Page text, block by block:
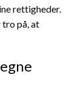
rettigheder.
på, at